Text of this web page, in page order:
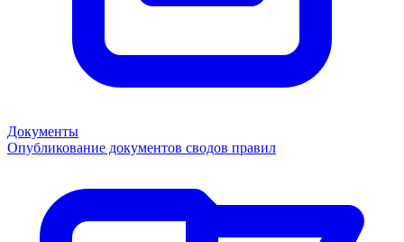
Документы
Опубликование документов сводов правил